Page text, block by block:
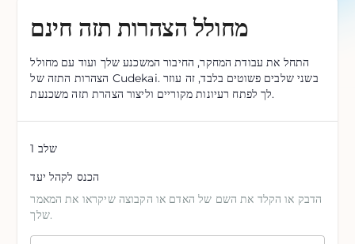
מחולל הצהרות תזה חינם
התחל את עבודת המחקר, החיבור המשכנע שלך ועוד עם מחולל
הצהרות התזה של Cudekai. בשני שלבים פשוטים בלבד, זה עוזר
לך לפתח רעיונות מקוריים וליצור הצהרת תזה משכנעת.
שלב 1
הכנס לקהל יעד
הדבק או הקלד את השם של האדם או הקבוצה שיקראו את המאמר
שלך.